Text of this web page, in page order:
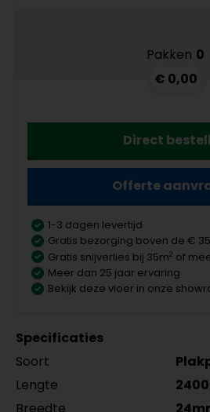
Pakken 0
€ 0,00
Direct
Offerte
1-3 dagen levertijd
Gratis bezorging boven de €
Gratis snijverlies bij 35m2 of
Meer dan 25 jaar ervaring
Bekijk deze vloer in onze
Specificaties
Soort
Lengte
Breedte